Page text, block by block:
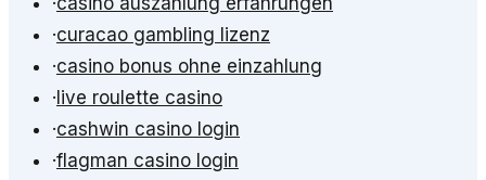
·curacao gambling lizenz
·casino bonus ohne einzahlung
· live roulette casino
·cashwin casino login
·flagman casino login